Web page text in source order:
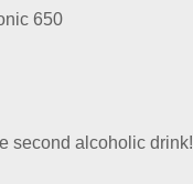
650
second alcoholic drink!